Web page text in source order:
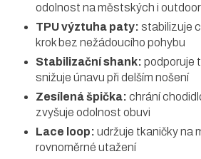
odolnost na městských i
TPU výztuha paty: stabilizuje
krok bez nežádoucího pohybu
Stabilizační shank: podporuje
snižuje únavu při delším nošení
Zesílená špička: chrání
zvyšuje odolnost obuvi
Lace loop: udržuje tkaničky na
rovnoměrné utažení